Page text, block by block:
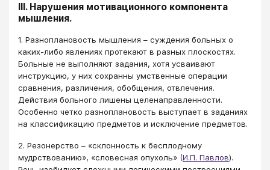
III. Нарушения мотивационного компонента
мышления.
1. Разноплановость мышления – суждения больных о
каких-либо явлениях протекают в разных плоскостях.
Больные не выполняют задания, хотя усваивают
инструкцию, у них сохранны умственные операции
сравнения, различения, обобщения, отвлечения.
Действия больного лишены целенаправленности.
Особенно четко разноплановость выступает в заданиях
на классификацию предметов и исключение предметов.
2. Резонерство – «склонность к бесплодному
мудрствованию», «словесная опухоль» (И.П. Павлов).